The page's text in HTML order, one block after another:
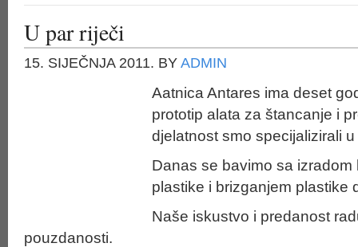
U par riječi
15. SIJEČNJA 2011. BY ADMIN
Aatnica Antares ima deset
prototip alata za štancanje i
djelatnost smo specijalizirali
Danas se bavimo sa
plastike i brizganjem plastike
Naše iskustvo i predanost
pouzdanosti.